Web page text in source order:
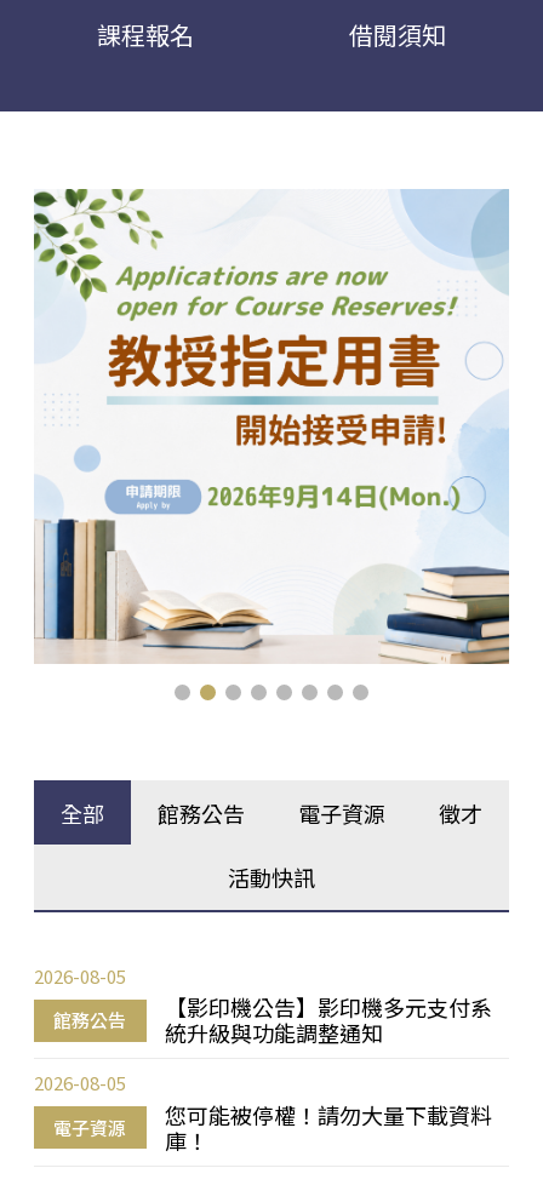
課程報名 借閱須知
全部 館務公告 電子資源 徵才
活動快訊
館務公告
【影印機公告】影印機多元支付系
統升級與功能調整通知
2026-08-05
電子資源
您可能被停權！請勿大量下載資料
庫！
2026-08-05